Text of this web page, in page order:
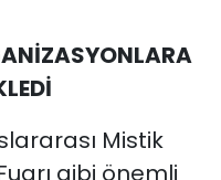
Mistik
gibi önemli